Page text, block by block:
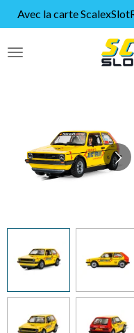
Passer
au
contenu
Avec la carte